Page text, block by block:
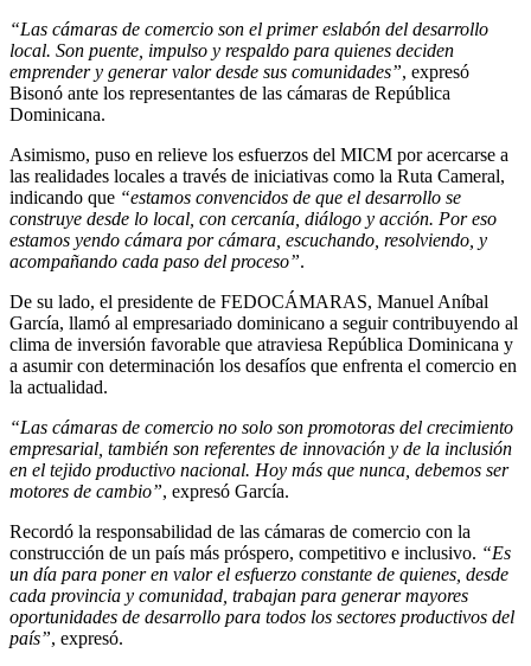
“Las cámaras de comercio son el primer eslabón del desarrollo
local. Son puente, impulso y respaldo para quienes deciden
emprender y generar valor desde sus comunidades”, expresó
Bisonó ante los representantes de las cámaras de República
Dominicana.
Asimismo, puso en relieve los esfuerzos del MICM por acercarse a
las realidades locales a través de iniciativas como la Ruta Cameral,
indicando que “estamos convencidos de que el desarrollo se
construye desde lo local, con cercanía, diálogo y acción. Por eso
estamos yendo cámara por cámara, escuchando, resolviendo, y
acompañando cada paso del proceso”.
De su lado, el presidente de FEDOCÁMARAS, Manuel Aníbal
García, llamó al empresariado dominicano a seguir contribuyendo al
clima de inversión favorable que atraviesa República Dominicana y
a asumir con determinación los desafíos que enfrenta el comercio en
la actualidad.
“Las cámaras de comercio no solo son promotoras del crecimiento
empresarial, también son referentes de innovación y de la inclusión
en el tejido productivo nacional. Hoy más que nunca, debemos ser
motores de cambio”, expresó García.
Recordó la responsabilidad de las cámaras de comercio con la
construcción de un país más próspero, competitivo e inclusivo. “Es
un día para poner en valor el esfuerzo constante de quienes, desde
cada provincia y comunidad, trabajan para generar mayores
oportunidades de desarrollo para todos los sectores productivos del
país”, expresó.